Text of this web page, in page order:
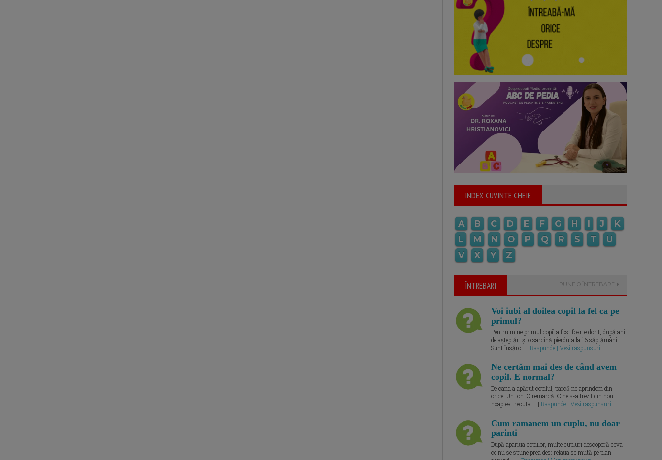
INDEX CUVINTE CHEIE
A B C D E F G H I J
K
L
M N O P Q R S T
U
V
X Y Z
ÎNTREBARI PUNE O ÎNTREBARE
Voi iubi al doilea copil la fel ca pe
primul?
Pentru mine primul copil a fost foarte dorit, după ani
de așteptări și o sarcină pierduta la 16 săptămâni.
Sunt însărc... | Raspunde | Vezi raspunsuri
Ne certăm mai des de când avem
copil. E normal?
De când a apărut copilul, parcă ne aprindem din
orice. Un ton. O remarcă. Cine s-a trezit din nou
noaptea trecuta.... | Raspunde | Vezi raspunsuri
Cum ramanem un cuplu, nu doar
parinti
După apariția copiilor, multe cupluri descoperă ceva
ce nu se spune prea des: relația se mută pe plan